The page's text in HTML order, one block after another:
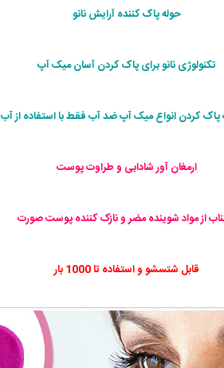
حوله پاک کننده آرایش نانو
تکنولوژی نانو برای پاک کردن آسان میک آپ
کردن انواع میک آپ ضد آب فقط با استفاده از آب
ارمغان آور شادابی و طراوت پوست
از مواد شوینده مضر و نازک کننده پوست صورت
قابل شتسشو و استفاده تا 1000 بار